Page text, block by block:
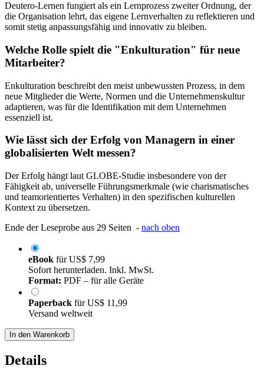
Deutero-Lernen fungiert als ein Lernprozess zweiter Ordnung, der
die Organisation lehrt, das eigene Lernverhalten zu reflektieren und
somit stetig anpassungsfähig und innovativ zu bleiben.
Welche Rolle spielt die "Enkulturation" für neue
Mitarbeiter?
Enkulturation beschreibt den meist unbewussten Prozess, in dem
neue Mitglieder die Werte, Normen und die Unternehmenskultur
adaptieren, was für die Identifikation mit dem Unternehmen
essenziell ist.
Wie lässt sich der Erfolg von Managern in einer
globalisierten Welt messen?
Der Erfolg hängt laut GLOBE-Studie insbesondere von der
Fähigkeit ab, universelle Führungsmerkmale (wie charismatisches
und teamorientiertes Verhalten) in den spezifischen kulturellen
Kontext zu übersetzen.
Ende der Leseprobe aus 29 Seiten - nach oben
eBook fürUS$ 7,99
Sofort herunterladen. Inkl. MwSt.
Format: PDF – für alle Geräte
Paperback fürUS$ 11,99
Versand weltweit
In den Warenkorb
Details